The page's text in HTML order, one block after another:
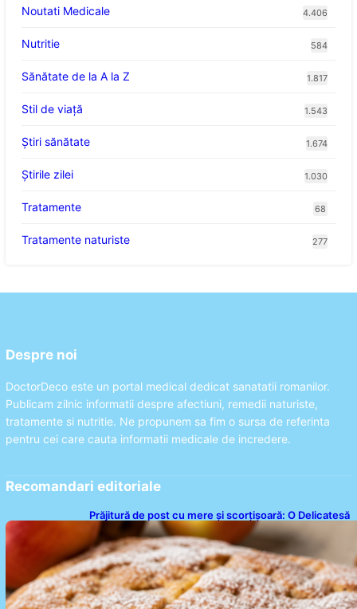
Noutati Medicale 4.406
Nutritie 584
Sănătate de la A la Z 1.817
Stil de viaţă 1.543
Ştiri sănătate 1.674
Știrile zilei 1.030
Tratamente 68
Tratamente naturiste 277
Despre noi
DoctorDeco este un portal medical dedicat sanatatii romanilor.
Publicam zilnic informatii despre afectiuni, remedii naturiste,
tratamente si nutritie. Ne propunem sa fim o sursa de referinta
pentru cei care cauta informatii medicale de incredere.
Recomandari editoriale
Prăjitură de post cu mere și scorțișoară: O Delicatesă
Dulce pentru Postul Adormirii Maicii Domnului